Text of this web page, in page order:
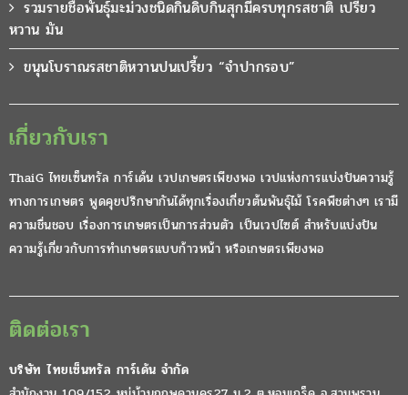
รวมรายชื่อพันธุ์มะม่วงชนิดกินดิบกินสุกมีครบทุกรสชาติ เปรี้ยว
หวาน มัน
ขนุนโบราณรสชาติหวานปนเปรี้ยว “จำปากรอบ”
เกี่ยวกับเรา
ThaiG ไทยเซ็นทรัล การ์เด้น เวปเกษตรเพียงพอ เวปแห่งการแบ่งปันความรู้
ทางการเกษตร พูดคุยปรึกษากันได้ทุกเรื่องเกี่ยวต้นพันธุ์ไม้ โรคพืชต่างๆ เรามี
ความชื่นชอบ เรื่องการเกษตรเป็นการส่วนตัว เป็นเวปไซต์ สำหรับแบ่งปัน
ความรู้เกี่ยวกับการทำเกษตรแบบก้าวหน้า หรือเกษตรเพียงพอ
ติดต่อเรา
บริษัท ไทยเซ็นทรัล การ์เด้น จำกัด